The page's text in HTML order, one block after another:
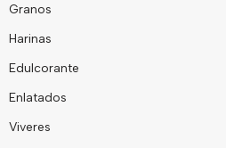
Granos
Harinas
Edulcorante
Enlatados
Viveres